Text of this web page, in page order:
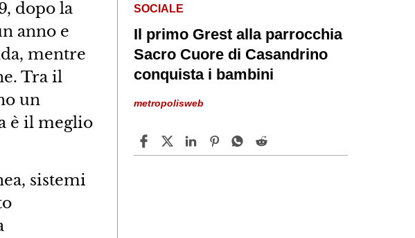
dopo la
anno e
mentre
Tra il
un
è il meglio
sistemi
SOCIALE
Il primo Grest alla parrocchia
Sacro Cuore di Casandrino
conquista i bambini
metropolisweb